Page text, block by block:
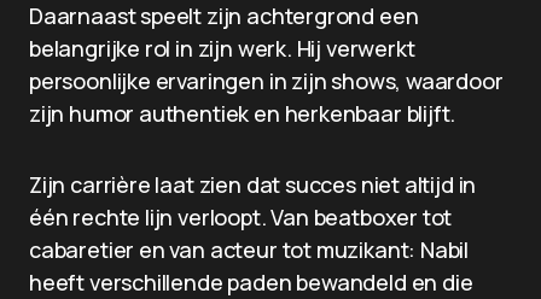
Daarnaast speelt zijn achtergrond een
belangrijke rol in zijn werk. Hij verwerkt
persoonlijke ervaringen in zijn shows, waardoor
zijn humor authentiek en herkenbaar blijft.
Zijn carrière laat zien dat succes niet altijd in
één rechte lijn verloopt. Van beatboxer tot
cabaretier en van acteur tot muzikant: Nabil
heeft verschillende paden bewandeld en die